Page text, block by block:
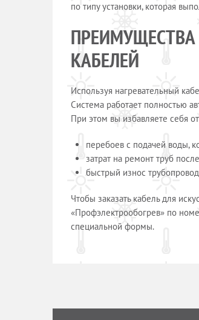
по типу установки, которая
КАБЕЛЕЙ
Используя нагревательный
Система работает полностью
При этом вы избавляете себя
перебоев с подачей воды,
затрат на ремонт труб
быстрый износ
Чтобы заказать кабель для
«Профэлектрообогрев» по
специальной формы.